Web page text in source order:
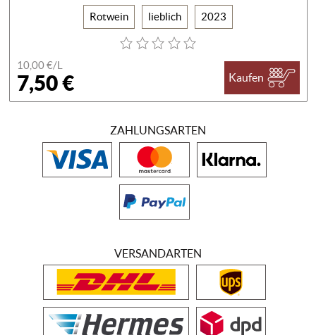
Rotwein lieblich 2023
10,00 €/L
7,50 € Kaufen
ZAHLUNGSARTEN
VERSANDARTEN